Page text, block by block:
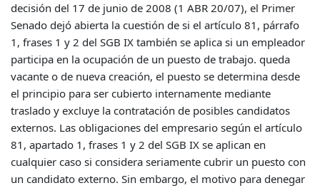
decisión del 17 de junio de 2008 (1 ABR 20/07), el Primer
Senado dejó abierta la cuestión de si el artículo 81, párrafo
1, frases 1 y 2 del SGB IX también se aplica si un empleador
participa en la ocupación de un puesto de trabajo. queda
vacante o de nueva creación, el puesto se determina desde
el principio para ser cubierto internamente mediante
traslado y excluye la contratación de posibles candidatos
externos. Las obligaciones del empresario según el artículo
81, apartado 1, frases 1 y 2 del SGB IX se aplican en
cualquier caso si considera seriamente cubrir un puesto con
un candidato externo. Sin embargo, el motivo para denegar